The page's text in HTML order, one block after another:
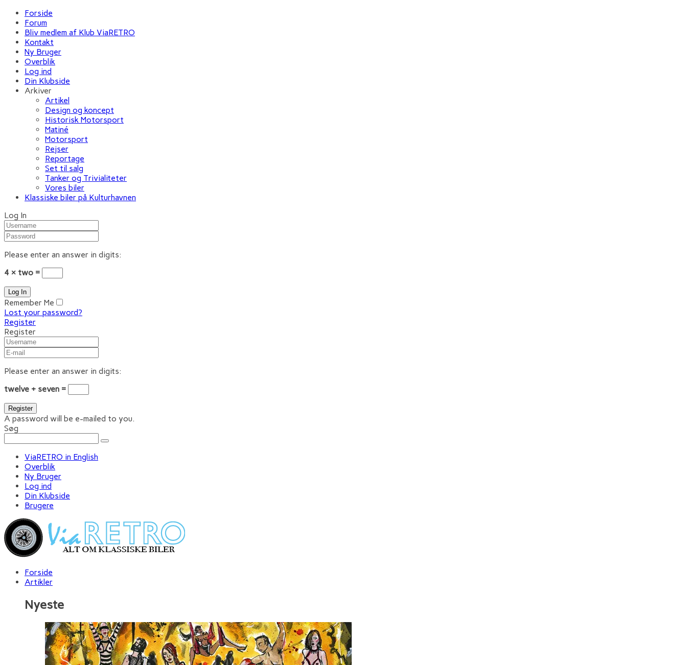
Forside
Forum
Bliv medlem af Klub ViaRETRO
Kontakt
Ny Bruger
Overblik
Log ind
Din Klubside
Arkiver
Artikel
Design og koncept
Historisk Motorsport
Matiné
Motorsport
Rejser
Reportage
Set til salg
Tanker og Trivialiteter
Vores biler
Klassiske biler på Kulturhavnen
Log In
Please enter an answer in digits:
4 × two =
Remember Me
Lost your password?
Register
Register
Please enter an answer in digits:
twelve + seven =
A password will be e-mailed to you.
Søg
ViaRETRO in English
Overblik
Ny Bruger
Log ind
Din Klubside
Brugere
Forside
Artikler
Nyeste